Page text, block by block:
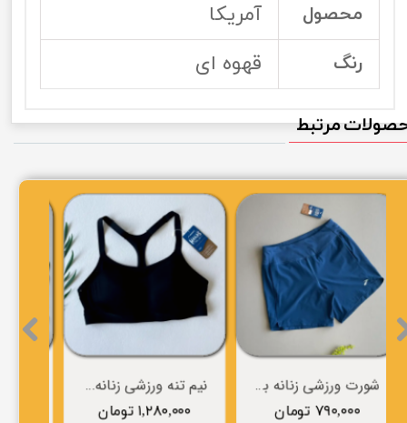
محصول آمریکا
رنگ قهوه ای
۱,۲۸۰,۰۰۰ تومان ۷۹۰,۰۰۰ تومان
مرتبط